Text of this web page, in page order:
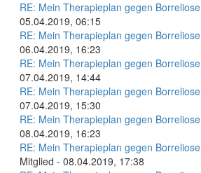
RE: Mein Therapieplan gegen Borreliose
05.04.2019, 06:15
RE: Mein Therapieplan gegen Borreliose
06.04.2019, 16:23
RE: Mein Therapieplan gegen Borreliose
07.04.2019, 14:44
RE: Mein Therapieplan gegen Borreliose
07.04.2019, 15:30
RE: Mein Therapieplan gegen Borreliose
08.04.2019, 16:23
RE: Mein Therapieplan gegen Borreliose
Mitglied - 08.04.2019, 17:38